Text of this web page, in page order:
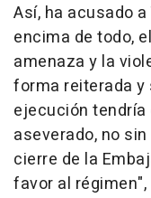
Así, ha acusado
encima de todo,
amenaza y la
forma reiterada y
ejecución
aseverado, no
cierre de la
favor al régimen",